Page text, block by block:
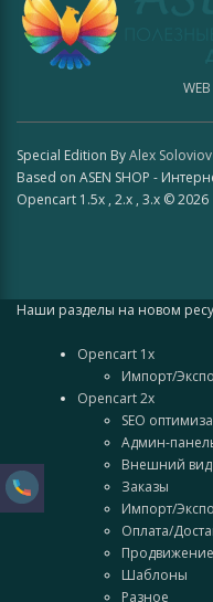
Special Edition ByAlex Soloviov
Based on ASEN SHOP -
Opencart 1.5x , 2.x , 3.x © 2026
Наши разделы на новом
Opencart 1x
Импорт/
Opencart 2x
SEO
Админ-
Внешний вид
Заказы
Импорт/
Оплата/
Продвижение
Шаблоны
Разное